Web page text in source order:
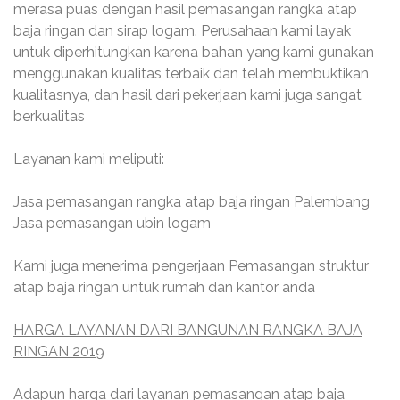
merasa puas dengan hasil pemasangan rangka atap
baja ringan dan sirap logam. Perusahaan kami layak
untuk diperhitungkan karena bahan yang kami gunakan
menggunakan kualitas terbaik dan telah membuktikan
kualitasnya, dan hasil dari pekerjaan kami juga sangat
berkualitas
Layanan kami meliputi:
Jasa pemasangan rangka atap baja ringan Palembang
Jasa pemasangan ubin logam
Kami juga menerima pengerjaan Pemasangan struktur
atap baja ringan untuk rumah dan kantor anda
HARGA LAYANAN DARI BANGUNAN RANGKA BAJA
RINGAN 2019
Adapun harga dari layanan pemasangan atap baja